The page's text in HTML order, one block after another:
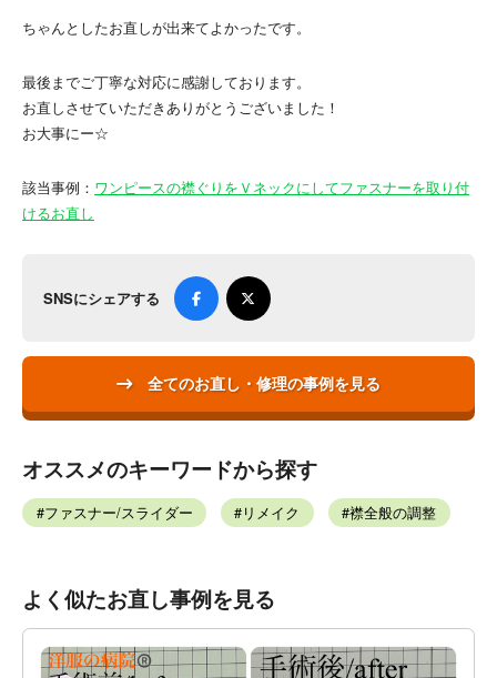
ちゃんとしたお直しが出来てよかったです。
最後までご丁寧な対応に感謝しております。
お直しさせていただきありがとうございました！
お大事にー☆
該当事例： ワンピースの襟ぐりをＶネックにしてファスナーを取り付
けるお直し
SNSにシェアする
全てのお直し・修理の事例を見る
オススメのキーワードから探す
ファスナー/スライダー リメイク 襟全般の調整
よく似たお直し事例を見る